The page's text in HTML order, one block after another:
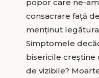
popor care ne-
consacrare față
menținut
Simptomele
bisericile creștine
de vizibile?